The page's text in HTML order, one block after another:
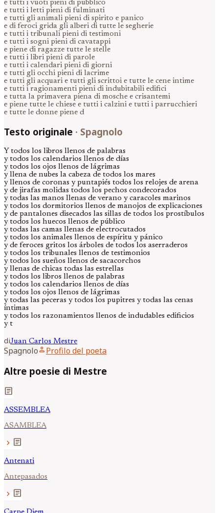
e tutti i vuoti pieni di pubblico
e tutti i letti pieni di fulminati
e tutti gli animali pieni di spirito e panico
e di feroci grida gli alberi di tutte le segherie
e tutti i tribunali pieni di testimoni
e tutti i sogni pieni di cavatappi
e piene di ragazze tutte le stelle
e tutti i libri pieni di parole
e tutti i calendari pieni di giorni
e tutti gli occhi pieni di lacrime
e tutti gli acquari e tutti gli scrittoi e tutte le cene intime
e tutti i ragionamenti pieni di indubitabili edifici
e tutta la primavera piena di mosche e crisantemi
e piene tutte le chiese e tutti i calzini e tutti i parrucchieri
e tutte le donne piene d
Testo originale · Spagnolo
Y todos los libros llenos de palabras
y todos los calendarios llenos de días
y todos los ojos llenos de lágrimas
y llena de nubes la cabeza de todos los mares
y llenos de coronas y puntapiés todos los relojes de arena
y de jirafas molidas todos los pechos condecorados
y todas las manos llenas de verano y caracoles marinos
y todos los dormitorios llenos de manojos de explicaciones
y de pantalones disecados las sillas de todos los prostíbulos
y todos los huecos llenos de público
y todas las camas llenas de electrocutados
y todos los animales llenos de espíritu y pánico
y de feroces gritos los árboles de todos los aserraderos
y todos los tribunales llenos de testimonios
y todos los sueños llenos de sacacorchos
y llenas de chicas todas las estrellas
y todos los libros llenos de palabras
y todos los calendarios llenos de días
y todos los ojos llenos de lágrimas
y todas las peceras y todos los pupitres y todas las cenas
íntimas
y todos los razonamientos llenos de indudables edificios
y t
diJuan Carlos Mestre
Spagnoloperson Profilo del poeta
Altre poesie di Mestre
article
ASSEMBLEA
ASAMBLEA
chevron_right article
Antenati
Antepasados
chevron_right article